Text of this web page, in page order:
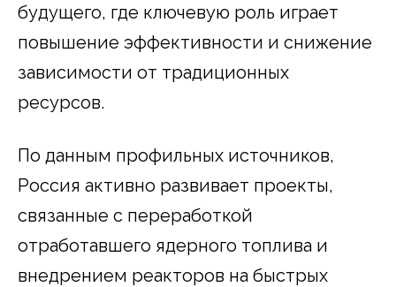
будущего, где ключевую роль играет
повышение эффективности и снижение
зависимости от традиционных
ресурсов.
По данным профильных источников,
Россия активно развивает проекты,
связанные с переработкой
отработавшего ядерного топлива и
внедрением реакторов на быстрых